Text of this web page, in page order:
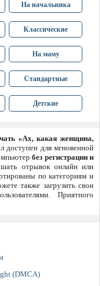
На начальника
Классические
На маму
Стандартные
Детские
«Ах, какая женщина,
доступен для мгновенной
без регистрации и
отрывок онлайн или
по категориям и
также загрузить свои
Приятного
(DMCA)